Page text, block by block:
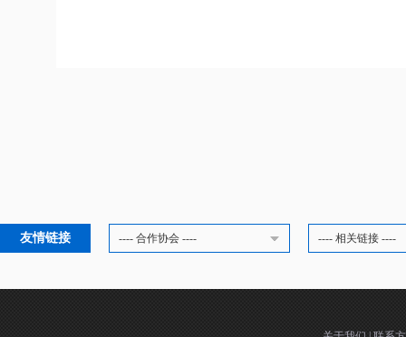
友情链接 ---- 合作协会 ---- ---- 相关链接 ----